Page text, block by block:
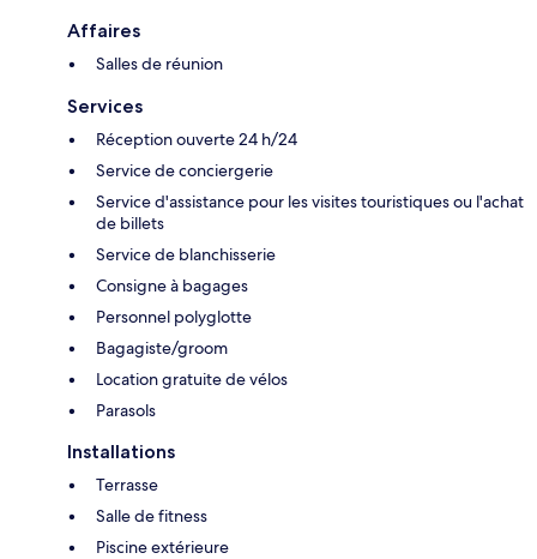
Affaires
Salles de réunion
Services
Réception ouverte 24 h/24
Service de conciergerie
Service d'assistance pour les visites touristiques ou l'achat
de billets
Service de blanchisserie
Consigne à bagages
Personnel polyglotte
Bagagiste/groom
Location gratuite de vélos
Parasols
Installations
Terrasse
Salle de fitness
Piscine extérieure